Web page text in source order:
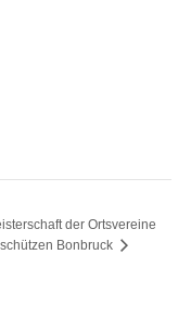
der Ortsvereine
Bonbruck